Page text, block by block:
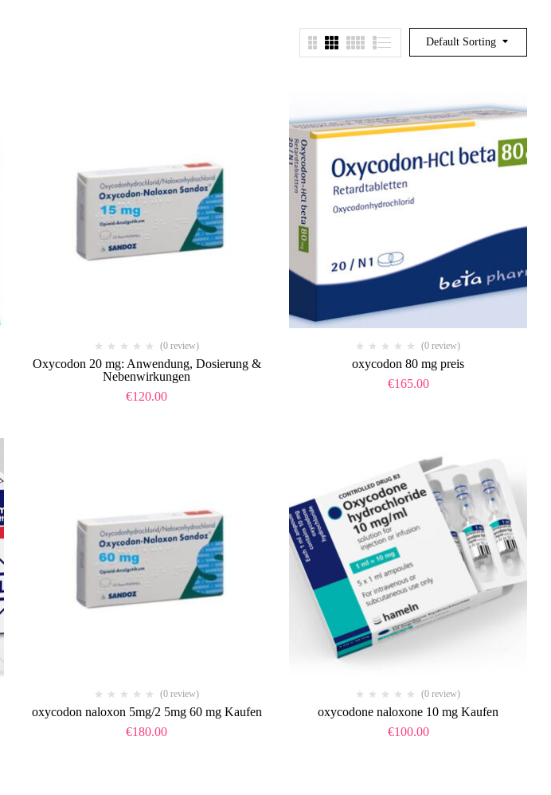
Default Sorting
(0 review)
Oxycodon 20 mg: Anwendung, Dosierung &
Nebenwirkungen
€120.00
(0 review)
oxycodon 80 mg preis
€165.00
(0 review)
oxycodon naloxon 5mg/2 5mg 60 mg Kaufen
€180.00
(0 review)
oxycodone naloxone 10 mg Kaufen
€100.00